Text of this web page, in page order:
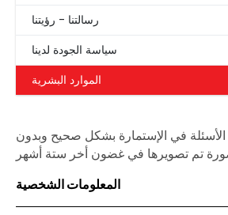
رسالتنا - رؤيتنا
سياسة الجودة لدينا
الموارد البشرية
الأسئلة في الإستمارة بشكل صحيح وبدون
المعلومات الشخصية